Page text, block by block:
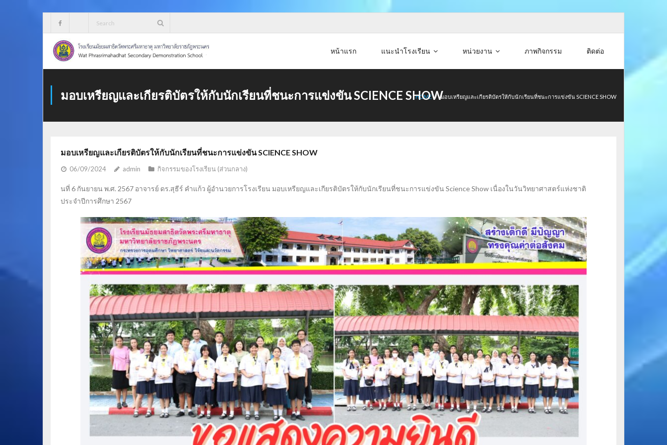
content
หน้าแรก
แนะนำโรงเรียน หน่วยงาน ภาพกิจกรรม ติดต่อ
HOME / มอบเหรียญและเกียรติบัตรให้กับนักเรียนที่ชนะการแข่งขัน SCIENCE SHOW
มอบเหรียญและเกียรติบัตรให้กับนักเรียนที่ชนะการแข่งขัน SCIENCE SHOW
มอบเหรียญและเกียรติบัตรให้กับนักเรียนที่ชนะการแข่งขัน SCIENCE SHOW
06/09/2024 admin กิจกรรมของโรงเรียน (ส่วนกลาง)
นที่ 6 กันยายน พ.ศ. 2567 อาจารย์ ดร.สุธีร์ คำแก้ว ผู้อำนวยการโรงเรียน มอบเหรียญและเกียรติบัตรให้กับนักเรียนที่ชนะการแข่งขัน Science Show เนื่องในวันวิทยาศาสตร์แห่งชาติ
ประจำปีการศึกษา 2567